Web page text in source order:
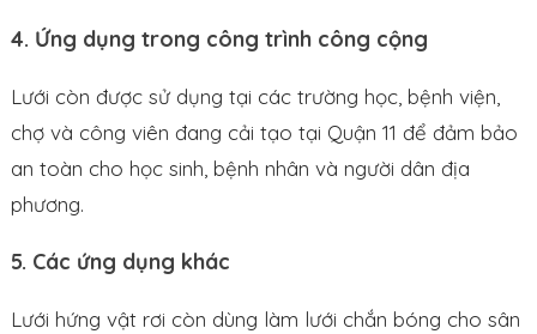
4. Ứng dụng trong công trình công cộng
Lưới còn được sử dụng tại các trường học, bệnh viện,
chợ và công viên đang cải tạo tại Quận 11 để đảm bảo
an toàn cho học sinh, bệnh nhân và người dân địa
phương.
5. Các ứng dụng khác
Lưới hứng vật rơi còn dùng làm lưới chắn bóng cho sân